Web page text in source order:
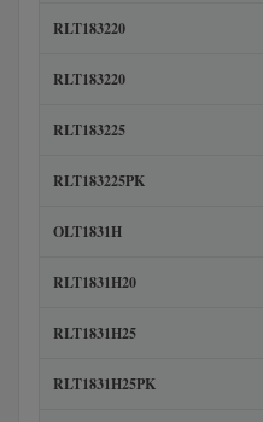
RLT183220
RLT183220
RLT183225
RLT183225PK
OLT1831H
RLT1831H20
RLT1831H25
RLT1831H25PK